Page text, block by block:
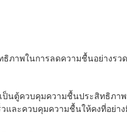
ภาพในการลดความชื้นอย่างรว
ป็นตู้ควบคุมความชื้นประสิทธิภา
ละควบคุมความชื้นให้คงที่อย่า